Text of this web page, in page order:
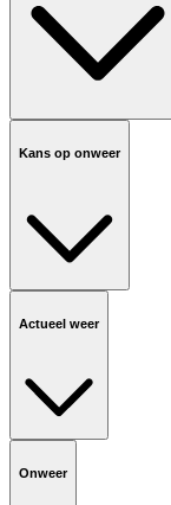
Kans op onweer
Actueel weer
Onweer